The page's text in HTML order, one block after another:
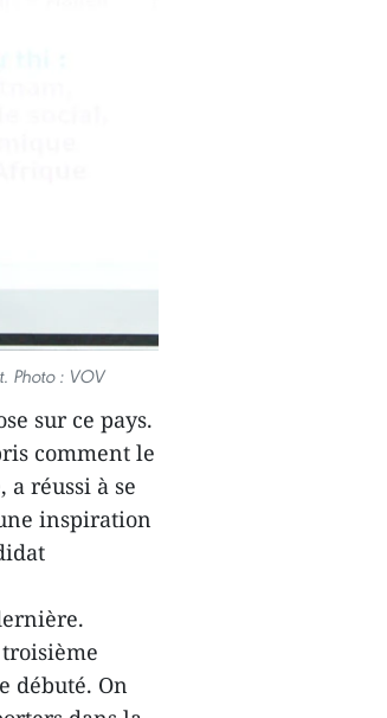
Photo : VOV
sur ce pays.
comment le
réussi à se
inspiration
débuté. On